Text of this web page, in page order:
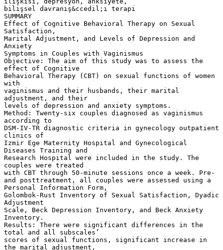
bilişsel davranış&ccedil;ı terapi
SUMMARY
Effect of Cognitive Behavioral Therapy on Sexual
Satisfaction,
Marital Adjustment, and Levels of Depression and
Anxiety
Symptoms in Couples with Vaginismus
Objective: The aim of this study was to assess the
effect of Cognitive
Behavioral Therapy (CBT) on sexual functions of women
with
vaginismus and their husbands, their marital
adjustment, and their
levels of depression and anxiety symptoms.
Method: Twenty-six couples diagnosed as vaginismus
according to
DSM-IV-TR diagnostic criteria in gynecology outpatient
clinics of
Izmir Ege Maternity Hospital and Gynecological
Diseases Training and
Research Hospital were included in the study. The
couples were treated
with CBT through 50-minute sessions once a week. Pre-
and posttreatment, all couples were assessed using a
Personal Information Form,
Golombok-Rust Inventory of Sexual Satisfaction, Dyadic
Adjustment
Scale, Beck Depression Inventory, and Beck Anxiety
Inventory.
Results: There were significant differences in the
total and all subscales’
scores of sexual functions, significant increase in
the marital adjustment,